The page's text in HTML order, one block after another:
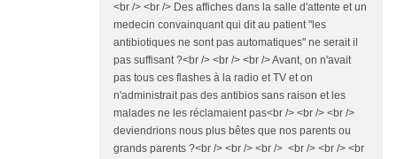
<br /> <br /> Des affiches dans la salle d'attente et un
medecin convainquant qui dit au patient "les
antibiotiques ne sont pas automatiques" ne serait il
pas suffisant ?<br /> <br /> <br /> Avant, on n'avait
pas tous ces flashes à la radio et TV et on
n'administrait pas des antibios sans raison et les
malades ne les réclamaient pas<br /> <br /> <br />
deviendrions nous plus bêtes que nos parents ou
grands parents ?<br /> <br /> <br /> <br /> <br /> <br